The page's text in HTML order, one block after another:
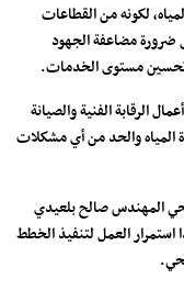
لكونه من القطاعات
ضرورة مضاعفة الجهود
وتحسين مستوى الخدمات.
الرقابة الفنية والصيانة
المياه والحد من أي مشكلات
المهندس صالح بلعيدي
العمل لتنفيذ الخطط